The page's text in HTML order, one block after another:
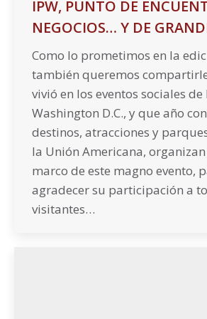
IPW, PUNTO DE
NEGOCIOS… Y DE
Como lo prometimos en la
también queremos
vivió en los eventos sociales de
Washington D.C., y que año
destinos, atracciones y
la Unión Americana,
marco de este magno evento,
agradecer su participación a
visitantes…